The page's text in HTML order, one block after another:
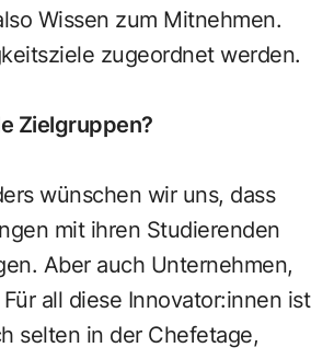
Wissen zum Mitnehmen.
zugeordnet werden.
Zielgruppen?
wünschen wir uns, dass
mit ihren Studierenden
Aber auch Unternehmen,
all diese Innovator:innen ist
selten in der Chefetage,